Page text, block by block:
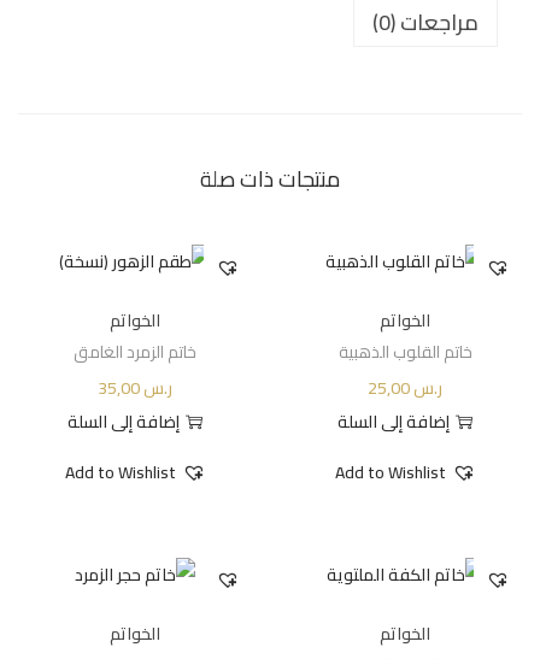
مراجعات (0)
منتجات ذات صلة
الخواتم
خاتم القلوب الذهبية
ر.س
إضافة إلى السلة
Add to Wishlist
الخواتم
خاتم الزمرد الغامق
ر.س
إضافة إلى السلة
Add to Wishlist
الخواتم
الخواتم